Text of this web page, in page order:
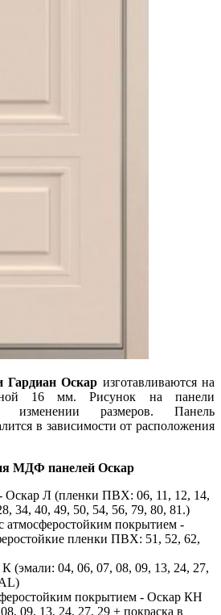
Оскар изготавливаются на
16 мм. Рисунок на панели
изменении размеров. Панель
в зависимости от расположения
МДФ панелей Оскар
Оскар Л (пленки ПВХ: 06, 11, 12, 14,
34, 40, 49, 50, 54, 56, 79, 80, 81.)
атмосферостойким покрытием -
пленки ПВХ: 51, 52, 62,
(эмали: 04, 06, 07, 08, 09, 13, 24, 27,
покрытием - Оскар КН
09, 13, 24, 27, 29 + покраска в